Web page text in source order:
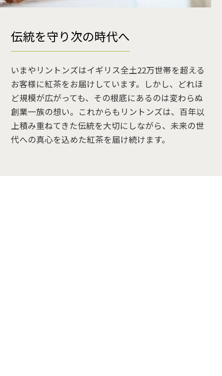
伝統を守り次の時代へ
いまやリントンズはイギリス全土22万世帯を超える
お客様に紅茶をお届けしています。しかし、どれほ
ど規模が広がっても、その根底にあるのは変わらぬ
創業一族の想い。これからもリントンズは、百年以
上積み重ねてきた伝統を大切にしながら、未来の世
代への真心を込めた紅茶を届け続けます。